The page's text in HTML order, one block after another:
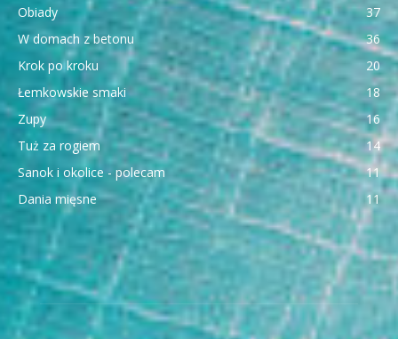
Obiady
37
W domach z betonu
36
Krok po kroku
20
Łemkowskie smaki
18
Zupy
16
Tuż za rogiem
14
Sanok i okolice - polecam
11
Dania mięsne
11